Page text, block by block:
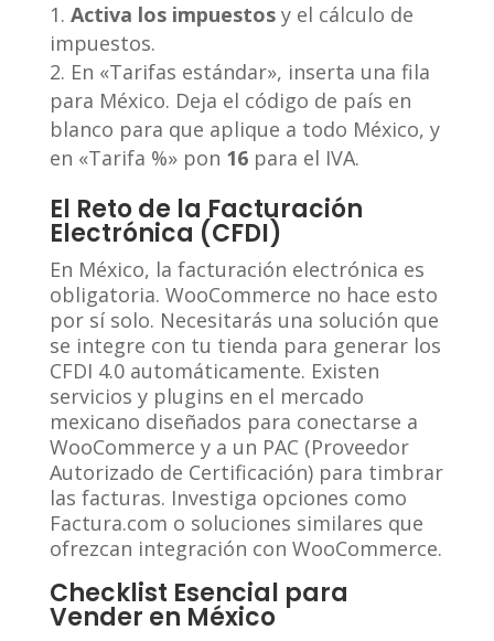
Activa los impuestosy el cálculo de
impuestos.
En «Tarifas estándar», inserta una fila
para México. Deja el código de país en
blanco para que aplique a todo México, y
en «Tarifa %» pon 16para el IVA.
El Reto de la Facturación
Electrónica (CFDI)
En México, la facturación electrónica es
obligatoria. WooCommerce no hace esto
por sí solo. Necesitarás una solución que
se integre con tu tienda para generar los
CFDI 4.0 automáticamente. Existen
servicios y plugins en el mercado
mexicano diseñados para conectarse a
WooCommerce y a un PAC (Proveedor
Autorizado de Certificación) para timbrar
las facturas. Investiga opciones como
Factura.com o soluciones similares que
ofrezcan integración con WooCommerce.
Checklist Esencial para
Vender en México